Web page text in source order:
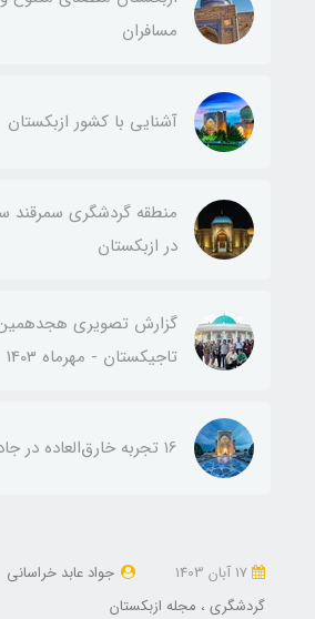
مسافران
آشنایی با کشور ازبکستان
منطقه گردشگری سمرقند
در ازبکستان
گزارش تصویری هجدهمین
تاجیکستان - مهرماه 1403
۱6 تجربه خارق‌العاده در جاده ابریشم
جواد عابد خراسانی
گردشگری
مجله ازبکستان